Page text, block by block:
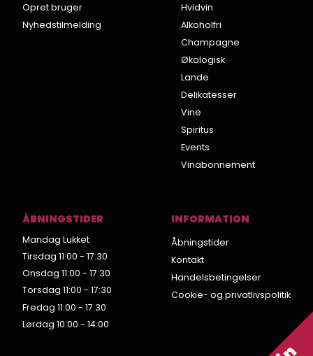
Opret bruger
Nyhedstilmelding
Hvidvin
Alkoholfri
Champagne
Økologisk
Lande
Delikatesser
Vine
Spiritus
Events
Vinabonnement
ÅBNINGSTIDER
Mandag Lukket
Tirsdag 11:00 - 17:30
Onsdag 11:00 - 17:30
Torsdag 11:00 - 17:30
Fredag 11:00 - 17:30
Lørdag 10:00 - 14:00
INFORMATION
Åbningstider
Kontakt
Handelsbetingelser
Cookie- og privatlivspolitik